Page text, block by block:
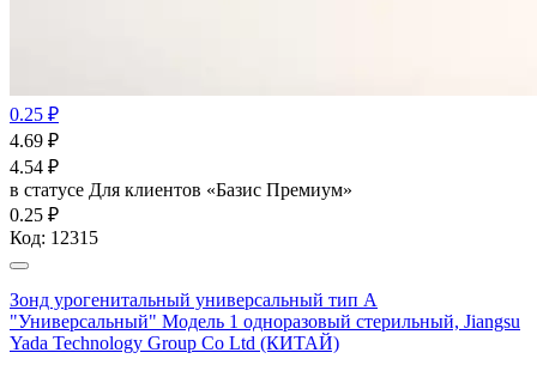
0.25 ₽
4.69 ₽
4.54 ₽
в статусе Для клиентов «Базис Премиум»
0.25 ₽
Код: 12315
Зонд урогенитальный универсальный тип А
"Универсальный" Модель 1 одноразовый стерильный, Jiangsu
Yada Technology Group Co Ltd (КИТАЙ)